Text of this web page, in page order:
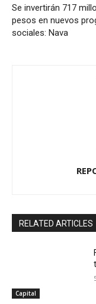
Se invertirán 717
pesos en nuevos
sociales: Nava
RELATED ARTICLES
Capital